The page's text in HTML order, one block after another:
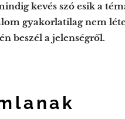
kevés szó esik a
gyakorlatilag nem
beszél a jelenségről.